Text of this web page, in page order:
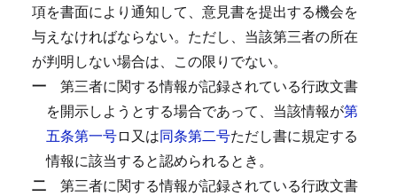
項を書面により通知して、意見書を提出する機会を
与えなければならない。 ただし、当該第三者の所在
が判明しない場合は、この限りでない。
一 第三者に関する情報が記録されている行政文書
を開示しようとする場合であって、当該情報が第
五条第一号ロ又は同条第二号ただし書に規定する
情報に該当すると認められるとき。
二 第三者に関する情報が記録されている行政文書